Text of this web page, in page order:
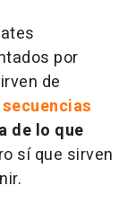
por
de
de lo que
sí que sirven